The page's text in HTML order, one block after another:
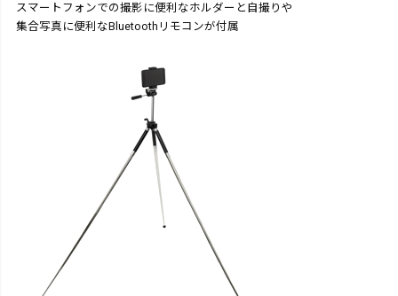
スマートフォンでの撮影に便利なホルダーと自撮りや
集合写真に便利なBluetoothリモコンが付属